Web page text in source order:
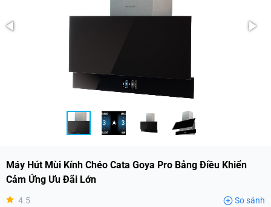
Máy Hút Mùi Kính Chéo Cata Goya Pro Bảng Điều Khiển
Cảm Ứng Ưu Đãi Lớn
4.5 So sánh